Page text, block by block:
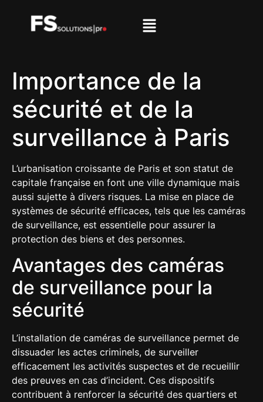
Importance de la
sécurité et de la
surveillance à Paris
L’urbanisation croissante de Paris et son statut de
capitale française en font une ville dynamique mais
aussi sujette à divers risques. La mise en place de
systèmes de sécurité efficaces, tels que les caméras
de surveillance, est essentielle pour assurer la
protection des biens et des personnes.
Avantages des caméras
de surveillance pour la
sécurité
L’installation de caméras de surveillance permet de
dissuader les actes criminels, de surveiller
efficacement les activités suspectes et de recueillir
des preuves en cas d’incident. Ces dispositifs
contribuent à renforcer la sécurité des quartiers et